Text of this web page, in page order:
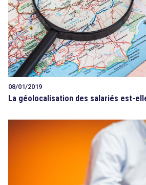
08/01/2019
La géolocalisation des salariés est-